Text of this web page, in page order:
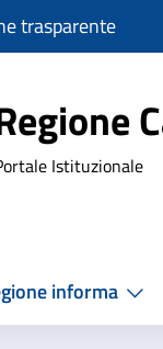
trasparente
Istituzionale
informa